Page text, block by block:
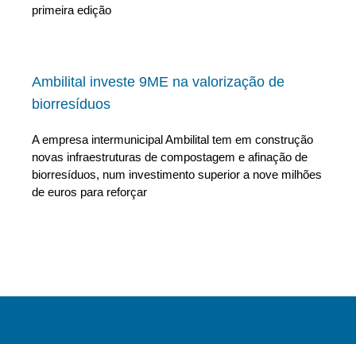
primeira edição
Ambilital investe 9ME na valorização de
biorresíduos
A empresa intermunicipal Ambilital tem em construção
novas infraestruturas de compostagem e afinação de
biorresíduos, num investimento superior a nove milhões
de euros para reforçar